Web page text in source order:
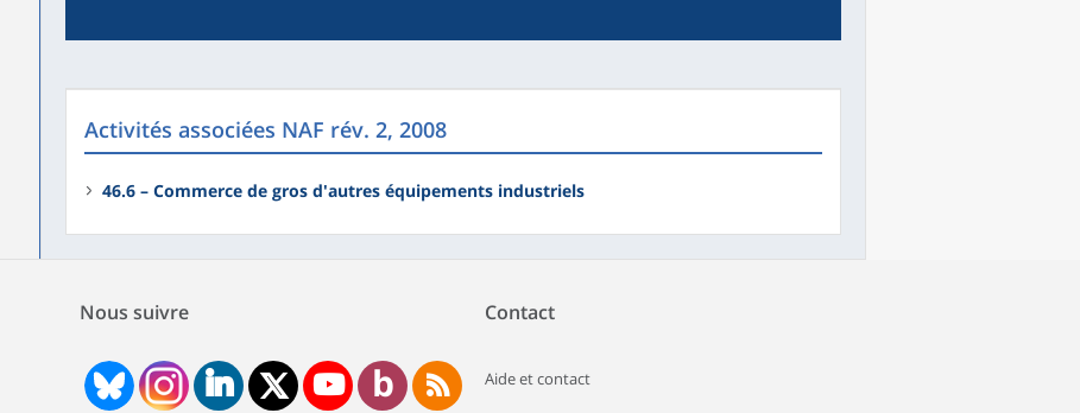
Activités associées NAF rév. 2, 2008
46.6 – Commerce de gros d'autres équipements industriels
Nous suivre Contact
Aide et contact